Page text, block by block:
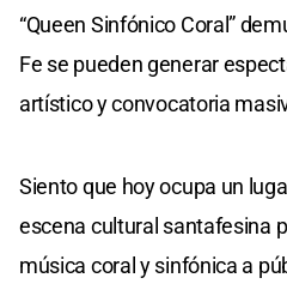
“Queen Sinfónico Coral”
Fe se pueden generar
artístico y convocatoria
Siento que hoy ocupa un
escena cultural santafesina
música coral y sinfónica a